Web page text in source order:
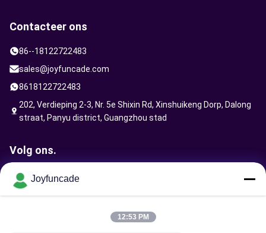
Contacteer ons
86--18122722483
sales@joyfuncade.com
8618122722483
202, Verdieping 2-3, Nr. 5e Shixin Rd, Xinshuikeng Dorp, Dalong
straat, Panyu district, Guangzhou stad
Volg ons.
Joyfuncade
12:53 PM